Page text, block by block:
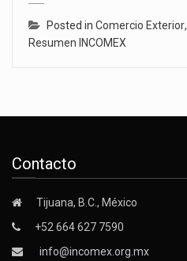
Posted in Comercio Exterior,
Resumen INCOMEX
Contacto
Tijuana, B.C., México
+52 664 627 7590
info@incomex.org.mx